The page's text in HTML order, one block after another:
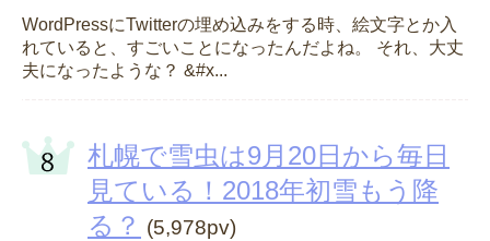
WordPressにTwitterの埋め込みをする時、絵文字とか入
れていると、すごいことになったんだよね。 それ、大丈
夫になったような？ &#x...
札幌で雪虫は9月20日から毎日
見ている！2018年初雪もう降
る？ (5,978pv)